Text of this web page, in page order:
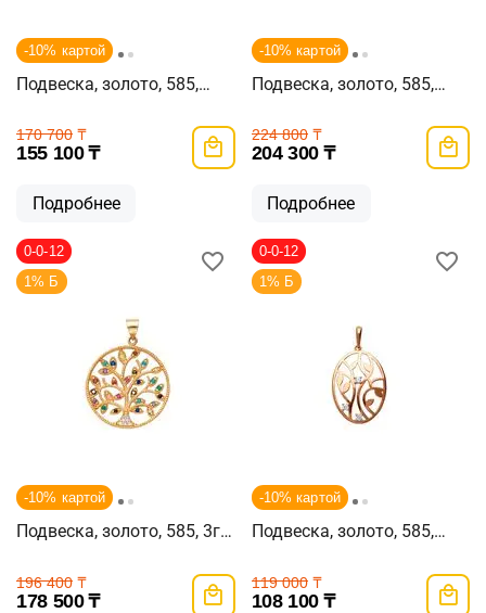
-10% картой
Подвеска, золото, 585,
170 700 ₸
155 100 ₸
Подробнее
-10% картой
Подвеска, золото, 585,
224 800 ₸
204 300 ₸
Подробнее
0-0-12
1% Б
-10% картой
Подвеска, золото, 585, 3г,
196 400 ₸
178 500 ₸
0-0-12
1% Б
-10% картой
Подвеска, золото, 585,
119 000 ₸
108 100 ₸